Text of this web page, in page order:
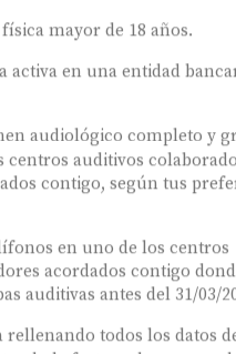
mayor de 18 años.
activa en una entidad
audiológico completo y
centros auditivos
contigo, según tus
en uno de los centros
acordados contigo
auditivas antes del 31/03/
rellenando todos los datos